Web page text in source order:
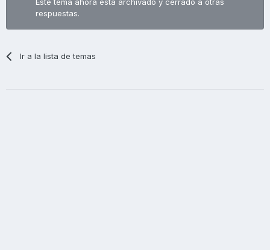
respuestas.
Ir a la lista de temas